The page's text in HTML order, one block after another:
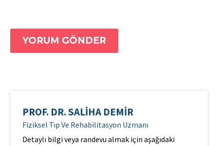
YORUM GÖNDER
PROF. DR. SALIHA DEMIR
Fiziksel Tıp Ve Rehabilitasyon Uzmanı
Detaylı bilgi veya randevu almak için aşağıdaki